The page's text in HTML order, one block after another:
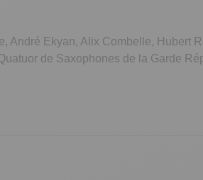
André Ekyan, Alix Combelle,
de Saxophones de la Garde